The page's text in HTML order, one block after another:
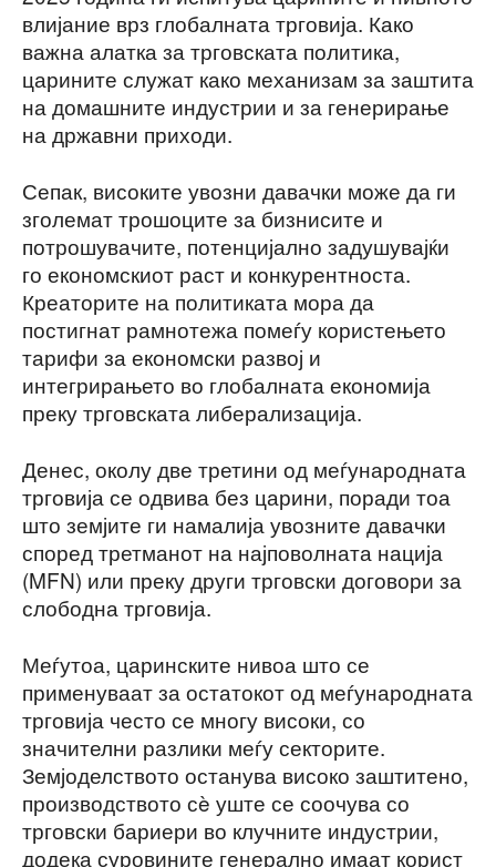
влијание врз глобалната трговија. Како
важна алатка за трговската политика,
царините служат како механизам за заштита
на домашните индустрии и за генерирање
на државни приходи.
Сепак, високите увозни давачки може да ги
зголемат трошоците за бизнисите и
потрошувачите, потенцијално задушувајќи
го економскиот раст и конкурентноста.
Креаторите на политиката мора да
постигнат рамнотежа помеѓу користењето
тарифи за економски развој и
интегрирањето во глобалната економија
преку трговската либерализација.
Денес, околу две третини од меѓународната
трговија се одвива без царини, поради тоа
што земјите ги намалија увозните давачки
според третманот на најповолната нација
(MFN) или преку други трговски договори за
слободна трговија.
Меѓутоа, царинските нивоа што се
применуваат за остатокот од меѓународната
трговија често се многу високи, со
значителни разлики меѓу секторите.
Земјоделството останува високо заштитено,
производството сè уште се соочува со
трговски бариери во клучните индустрии,
додека суровините генерално имаат корист